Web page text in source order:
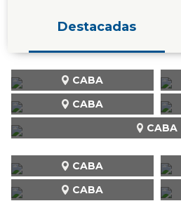
Destacadas
CABA
CABA
CABA
CABA
CABA